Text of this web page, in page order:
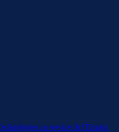
au service de l'Emploi